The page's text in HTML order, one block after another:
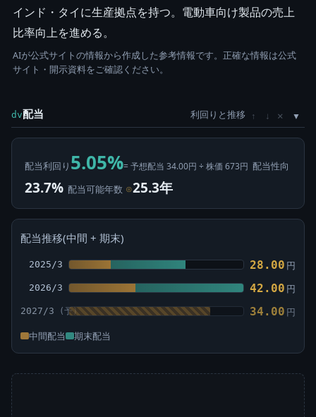
インド・タイに生産拠点を持つ。電動車向け製品の売上
比率向上を進める。
AIが公式サイトの情報から作成した参考情報です。正確な情報は公式
サイト・開示資料をご確認ください。
dv配当 利回りと推移 ↑ ↓ ×
配当利回り 5.05%= 予想配当 34.00円 ÷ 株価 673円 配当性向
23.7% 配当可能年数 ⊙25.3年
配当推移(中間 + 期末)
2025/3 28.00 円
2026/3 42.00 円
2027/3 34.00 円
中間配当 期末配当